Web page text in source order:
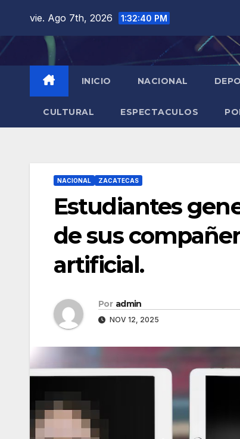
contenido
vie. Ago 7th, 2026 1:32:41 PM
INICIO NACIONAL
CULTURAL ESPECTACULOS
NACIONAL ZACATECAS
Estudiantes
de sus
artificial.
Por admin
NOV 12, 2025